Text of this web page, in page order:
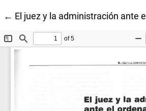
← Volver a los detalles del artículo
El juez y la administración ante